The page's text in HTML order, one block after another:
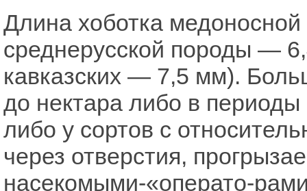
Длина хоботка
среднерусской породы —
кавказских — 7,5 мм).
до нектара либо в периоды
либо у сортов с
через отверстия,
насекомыми-«операто-